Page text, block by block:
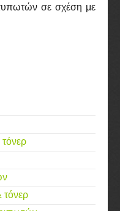
σε σχέση με
τόνερ